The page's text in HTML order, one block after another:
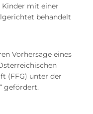
Kinder mit einer
behandelt
Vorhersage eines
(FFG) unter der
gefördert.